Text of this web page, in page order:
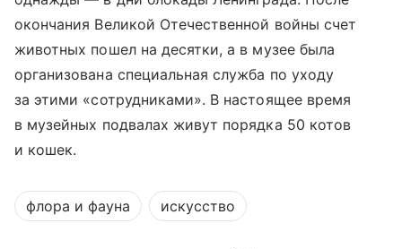
окончания Великой Отечественной войны счет
животных пошел на десятки, а в музее была
организована специальная служба по уходу
за этими «сотрудниками». В настоящее время
в музейных подвалах живут порядка 50 котов
и кошек.
флора и фауна искусство